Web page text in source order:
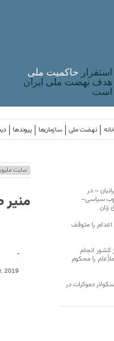
استقرار حاکميت ملی
هدف نهضت ملی ایران
است
پیوندها سازمان‌ها نهضت ملی
سایت
منیر
-
2019
– در
سیاسی–
را متوقف
کشور انجام
را محکوم
دموکرات در